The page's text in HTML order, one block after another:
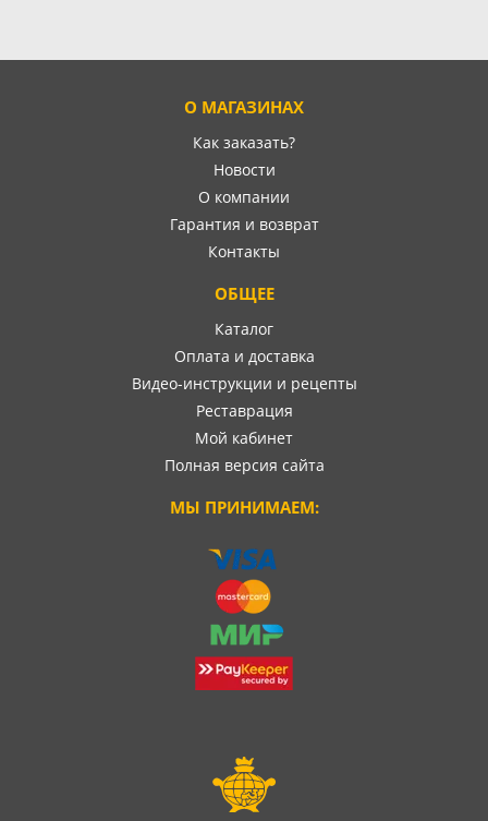
О МАГАЗИНАХ
Как заказать?
Новости
О компании
Гарантия и возврат
Контакты
ОБЩЕЕ
Каталог
Оплата и доставка
Видео-инструкции и рецепты
Реставрация
Мой кабинет
Полная версия сайта
МЫ ПРИНИМАЕМ: